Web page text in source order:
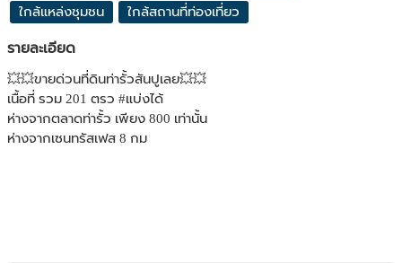
ใกล้แหล่งชุมชน ใกล้สถานที่ท่องเที่ยว
รายละเอียด
💥💥ขายด่วนที่ดินท่ารั้วสันปูเลย💥💥
เนื้อที่ รวม 201 ตรว #แบ่งได้
ห่างจากตลาดท่ารั้ว เพียง 800 เท่านั้น
ห่างจากเซนทรัสเฟส 8 กม